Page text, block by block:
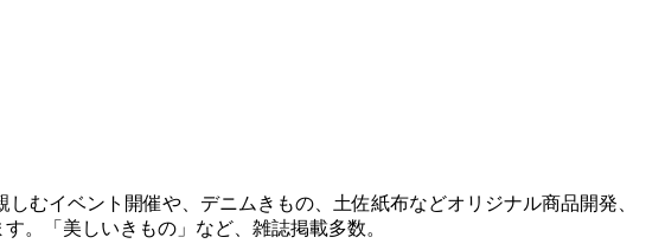
むイベント開催や、デニムきもの、土佐紙布などオリジナル商品開発、
。「美しいきもの」など、雑誌掲載多数。